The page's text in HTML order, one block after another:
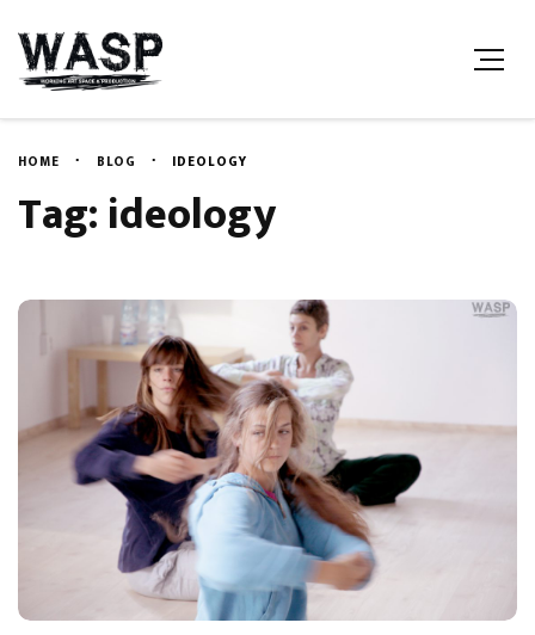
HOME BLOG IDEOLOGY
Tag: ideology